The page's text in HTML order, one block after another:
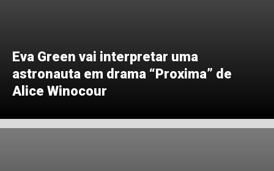
Eva Green vai interpretar uma
astronauta em drama “Proxima” de
Alice Winocour